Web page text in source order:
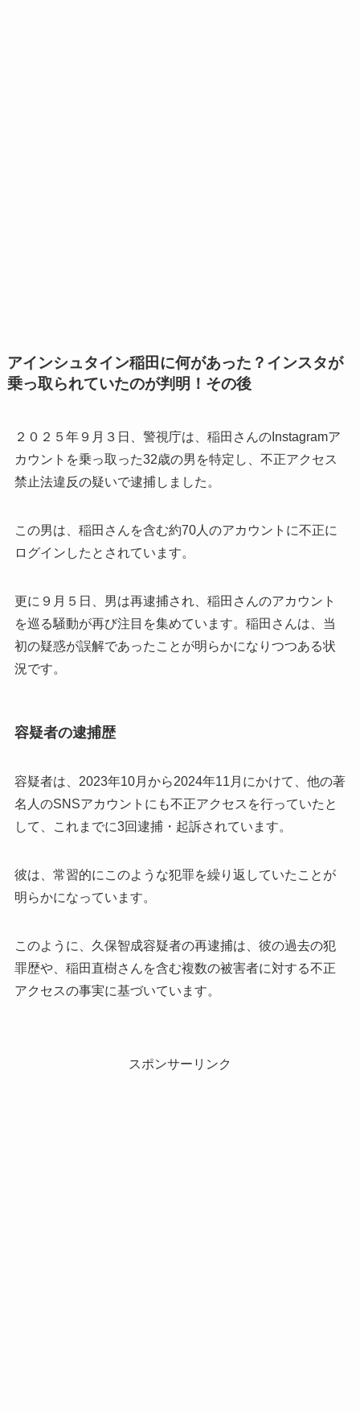
アインシュタイン稲田に何があった？インスタが
乗っ取られていたのが判明！その後
２０２５年９月３日、警視庁は、稲田さんのInstagramア
カウントを乗っ取った32歳の男を特定し、不正アクセス
禁止法違反の疑いで逮捕しました。
この男は、稲田さんを含む約70人のアカウントに不正に
ログインしたとされています。
更に９月５日、男は再逮捕され、稲田さんのアカウント
を巡る騒動が再び注目を集めています。稲田さんは、当
初の疑惑が誤解であったことが明らかになりつつある状
況です。
容疑者の逮捕歴
容疑者は、2023年10月から2024年11月にかけて、他の著
名人のSNSアカウントにも不正アクセスを行っていたと
して、これまでに3回逮捕・起訴されています。
彼は、常習的にこのような犯罪を繰り返していたことが
明らかになっています。
このように、久保智成容疑者の再逮捕は、彼の過去の犯
罪歴や、稲田直樹さんを含む複数の被害者に対する不正
アクセスの事実に基づいています。
スポンサーリンク